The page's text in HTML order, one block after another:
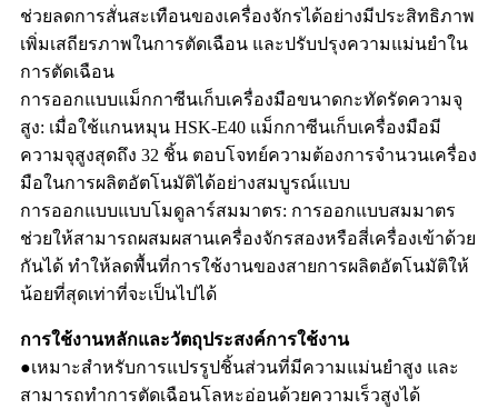
ช่วยลดการสั่นสะเทือนของเครื่องจักรได้อย่างมีประสิทธิภาพ
เพิ่มเสถียรภาพในการตัดเฉือน และปรับปรุงความแม่นยำใน
การตัดเฉือน
การออกแบบแม็กกาซีนเก็บเครื่องมือขนาดกะทัดรัดความจุ
สูง: เมื่อใช้แกนหมุน HSK-E40 แม็กกาซีนเก็บเครื่องมือมี
ความจุสูงสุดถึง 32 ชิ้น ตอบโจทย์ความต้องการจำนวนเครื่อง
มือในการผลิตอัตโนมัติได้อย่างสมบูรณ์แบบ
การออกแบบแบบโมดูลาร์สมมาตร: การออกแบบสมมาตร
ช่วยให้สามารถผสมผสานเครื่องจักรสองหรือสี่เครื่องเข้าด้วย
กันได้ ทำให้ลดพื้นที่การใช้งานของสายการผลิตอัตโนมัติให้
น้อยที่สุดเท่าที่จะเป็นไปได้
การใช้งานหลักและวัตถุประสงค์การใช้งาน
●เหมาะสำหรับการแปรรูปชิ้นส่วนที่มีความแม่นยำสูง และ
สามารถทำการตัดเฉือนโลหะอ่อนด้วยความเร็วสูงได้